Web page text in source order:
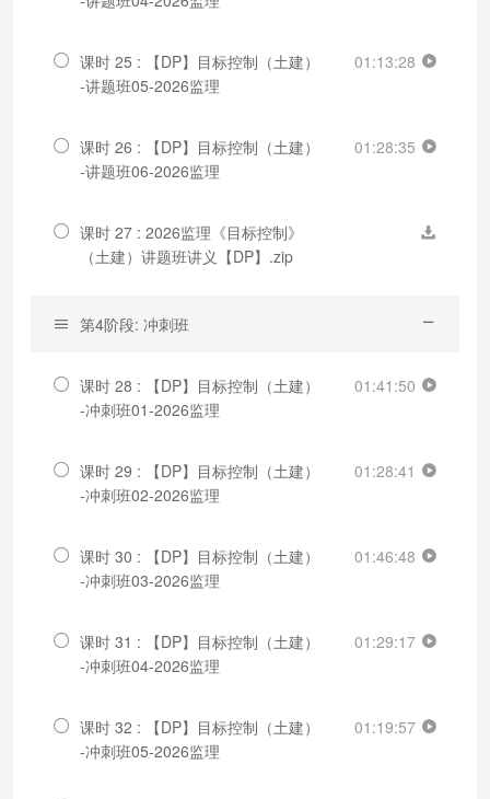
课时 25 : 【DP】目标控制（土建）
-讲题班05-2026监理
01:13:28
课时 26 : 【DP】目标控制（土建）
-讲题班06-2026监理
01:28:35
课时 27 : 2026监理《目标控制》
（土建）讲题班讲义【DP】.zip
第4阶段: 冲刺班
课时 28 : 【DP】目标控制（土建）
-冲刺班01-2026监理
01:41:50
课时 29 : 【DP】目标控制（土建）
-冲刺班02-2026监理
01:28:41
课时 30 : 【DP】目标控制（土建）
-冲刺班03-2026监理
01:46:48
课时 31 : 【DP】目标控制（土建）
-冲刺班04-2026监理
01:29:17
课时 32 : 【DP】目标控制（土建）
-冲刺班05-2026监理
01:19:57